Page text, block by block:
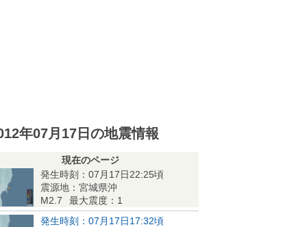
年07月17日の地震情報
現在のページ
発生時刻：07月17日22:25頃
震源地：宮城県沖
M2.7
最大震度：1
発生時刻：07月17日17:32頃